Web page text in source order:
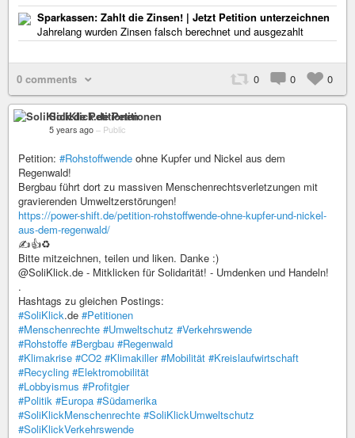
Sparkassen: Zahlt die Zinsen! | Jetzt Petition unterzeichnen
Jahrelang wurden Zinsen falsch berechnet und ausgezahlt
0 comments 0 0 0
SoliKlick.de Petitionen
5 years ago – Public
Petition: #Rohstoffwende ohne Kupfer und Nickel aus dem
Regenwald!
Bergbau führt dort zu massiven Menschenrechtsverletzungen mit
gravierenden Umweltzerstörungen!
https://power-shift.de/petition-rohstoffwende-ohne-kupfer-und-nickel-
aus-dem-regenwald/
✍️👍♻️
Bitte mitzeichnen, teilen und liken. Danke :)
@SoliKlick.de - Mitklicken für Solidarität! - Umdenken und Handeln!
.
Hashtags zu gleichen Postings:
#SoliKlick.de #Petitionen
#Menschenrechte #Umweltschutz #Verkehrswende
#Rohstoffe #Bergbau #Regenwald
#Klimakrise #CO2 #Klimakiller #Mobilität #Kreislaufwirtschaft
#Recycling #Elektromobilität
#Lobbyismus #Profitgier
#Politik #Europa #Südamerika
#SoliKlickMenschenrechte #SoliKlickUmweltschutz
#SoliKlickVerkehrswende